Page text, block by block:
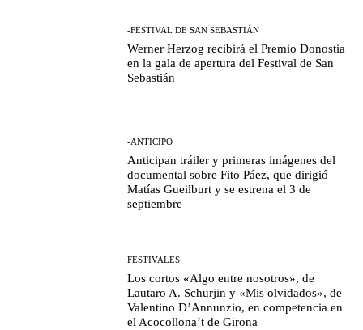
-FESTIVAL DE SAN SEBASTIÁN
Werner Herzog recibirá el Premio Donostia
en la gala de apertura del Festival de San
Sebastián
-ANTICIPO
Anticipan tráiler y primeras imágenes del
documental sobre Fito Páez, que dirigió
Matías Gueilburt y se estrena el 3 de
septiembre
FESTIVALES
Los cortos «Algo entre nosotros», de
Lautaro A. Schurjin y «Mis olvidados», de
Valentino D’Annunzio, en competencia en
el Acocollona’t de Girona